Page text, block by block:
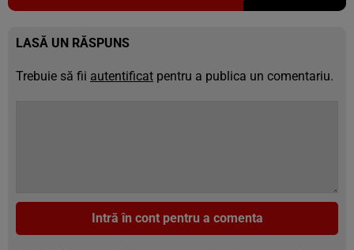
LASĂ UN RĂSPUNS
Trebuie să fii autentificat pentru a publica un comentariu.
Intră în cont pentru a comenta